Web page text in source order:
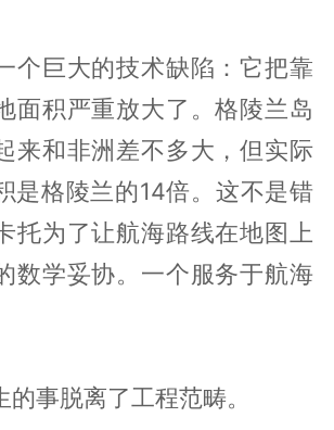
个巨大的技术缺陷：它把靠
面积严重放大了。格陵兰岛
来和非洲差不多大，但实际
是格陵兰的14倍。这不是错
托为了让航海路线在地图上
数学妥协。一个服务于航海
事脱离了工程范畴。